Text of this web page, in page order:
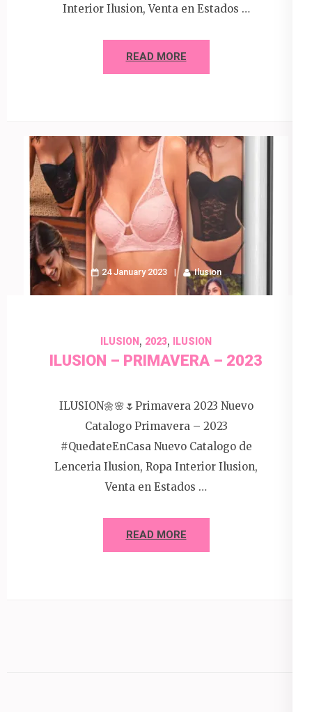
Interior Ilusion, Venta en Estados …
READ MORE
24 January 2023 Ilusion
ILUSION, 2023, ILUSION
ILUSION – PRIMAVERA – 2023
ILUSION🌼🌸🌷Primavera 2023 Nuevo
Catalogo Primavera – 2023
#QuedateEnCasa Nuevo Catalogo de
Lenceria Ilusion, Ropa Interior Ilusion,
Venta en Estados …
READ MORE